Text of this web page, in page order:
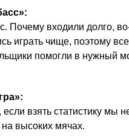
Почему входили долго,
играть чище, поэтому
помогли в нужный
взять статистику мы
высоких мячах.